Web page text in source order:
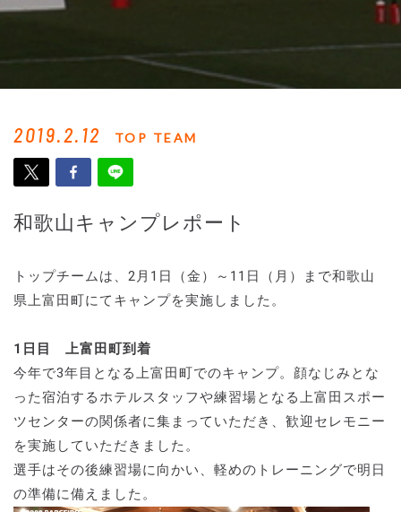
2019.2.12 TOP TEAM
和歌山キャンプレポート
トップチームは、2月1日（金）～11日（月）まで和歌山
県上富田町にてキャンプを実施しました。
1日目 上富田町到着
今年で3年目となる上富田町でのキャンプ。顔なじみとな
った宿泊するホテルスタッフや練習場となる上富田スポー
ツセンターの関係者に集まっていただき、歓迎セレモニー
を実施していただきました。
選手はその後練習場に向かい、軽めのトレーニングで明日
の準備に備えました。